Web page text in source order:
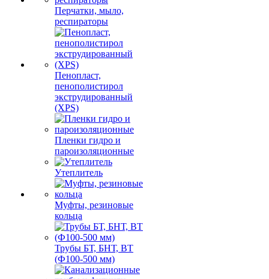
Перчатки, мыло,
респираторы
Пенопласт,
пенополистирол
экструдированный
(XPS)
Пленки гидро и
пароизоляционные
Утеплитель
Муфты, резиновые
кольца
Трубы БТ, БНТ, ВТ
(Ф100-500 мм)